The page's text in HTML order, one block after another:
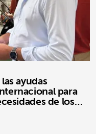
ayudas
para
de los